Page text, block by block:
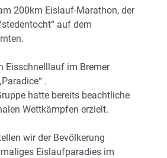
200km Eislauf-Marathon, der
auf dem
Eisschnelllauf im Bremer
.
hatte bereits beachtliche
Wettkämpfen erzielt.
wir der Bevölkerung
Eislaufparadies im